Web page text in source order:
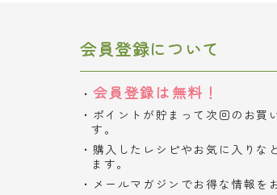
会員登録について
会員登録は無料！
ポイントが貯まって次回のお買
す。
購入したレシピやお気に入りな
ます。
メールマガジンでお得な情報を